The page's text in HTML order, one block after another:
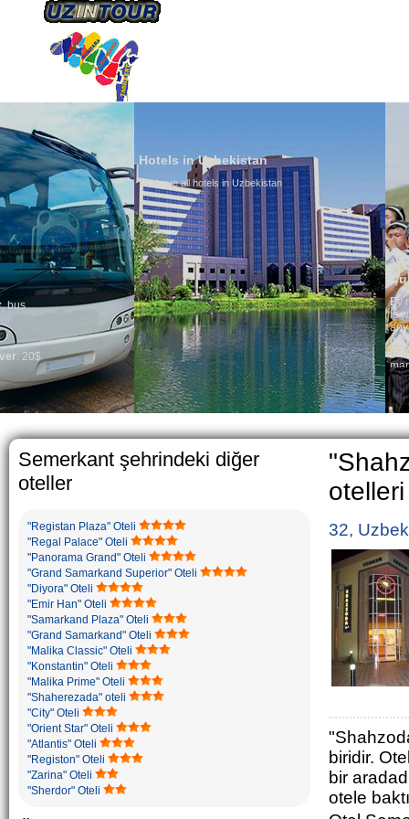
Hotels in Uzbekistan
We have all hotels in Uzbekistan
Culture of
By nature Uzbeks
is why migration and
any influence on
general, the level of
growth is very high.
marriages is
percentage of
in the world.
family is regarded as
The usual Uzbek
rather big. On the
5-6 children.
Semerkant şehrindeki diğer
oteller
"Registan Plaza" Oteli
"Regal Palace" Oteli
"Panorama Grand" Oteli
"Grand Samarkand Superior" Oteli
"Diyora" Oteli
"Emir Han" Oteli
"Samarkand Plaza" Oteli
"Grand Samarkand" Oteli
"Malika Classic" Oteli
"Konstantin" Oteli
"Malika Prime" Oteli
"Shaherezada" oteli
"City" Oteli
"Orient Star" Oteli
"Atlantis" Oteli
"Registon" Oteli
"Zarina" Oteli
"Sherdor" Oteli
otelleri
32,
biridir.
bir
otele